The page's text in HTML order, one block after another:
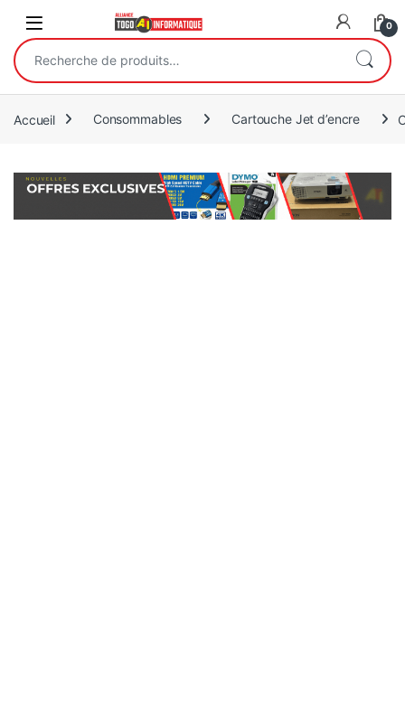
Open 0
Recherche pour :
Accueil Consommables Cartouche Jet d’encre